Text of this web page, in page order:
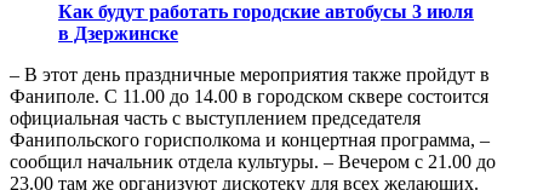
Как будут работать городские автобусы 3 июля
в Дзержинске
– В этот день праздничные мероприятия также пройдут в
Фаниполе. С 11.00 до 14.00 в городском сквере состоится
официальная часть с выступлением председателя
Фанипольского горисполкома и концертная программа, –
сообщил начальник отдела культуры. – Вечером с 21.00 до
23.00 там же организуют дискотеку для всех желающих.